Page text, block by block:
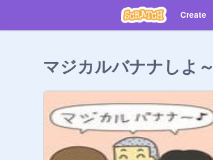
Create
マジカルバナナしよ～